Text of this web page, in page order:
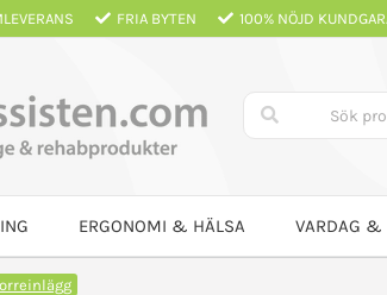
FRIA BYTEN 100% NÖJD
ERGONOMI & HÄLSA VARDAG &